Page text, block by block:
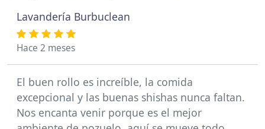
Lavandería Burbuclean
Hace 2 meses
El buen rollo es increíble, la comida
excepcional y las buenas shishas nunca faltan.
Nos encanta venir porque es el mejor